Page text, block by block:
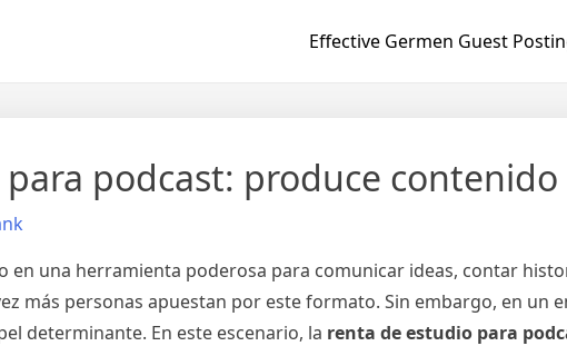
Effective Germen Guest
podcast: produce
en una herramienta poderosa para comunicar ideas, contar
más personas apuestan por este formato. Sin embargo, en
determinante. En este escenario, la renta de estudio para